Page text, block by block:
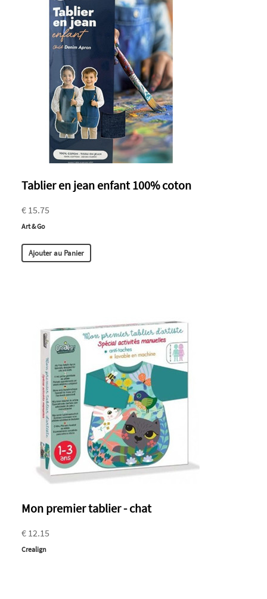
Tablier en jean enfant 100% coton
€ 15.75
Art & Go
Ajouter au Panier
Mon premier tablier - chat
€ 12.15
Crealign